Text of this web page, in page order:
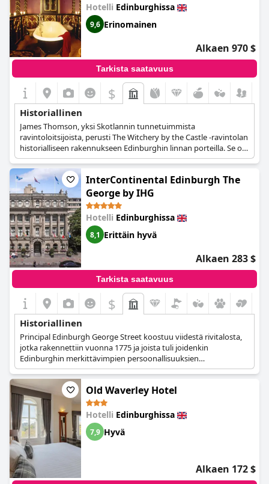
historialliseen taustaan ja tuntevat käsinkosketeltavan
yhteyden sen tarinalliseen menneisyyteen.
Kaiken kaikkiaan
The Scotsman Hotel
kauneuden ja modernin ylellisyyden ruumiillistumana, joka
sijaitsee yhdellä Edinburghin parhaista paikoista. Sen perinnön,
arkkitehtuurin ja mukavuuden yhdistelmä takaa ikimuistoisen ja
kiehtovan oleskelun kaikille, jotka haluavat kokea kaupungin
ytimen.
Hotelli Edinburghissa
9,6 Erinomainen
Alkaen 970 $
Tarkista saatavuus
$
Historiallinen
James Thomson, yksi Skotlannin tunnetuimmista
ravintoloitsijoista, perusti The Witchery by the Castle -ravintolan
historialliseen rakennukseen Edinburghin linnan porteilla. Se on
saanut nimensä sadoista naisista, jotka poltettiin roviolla noitina
Castlehillissä 1500- ja 1600-luvuilla. The Witchery sijaitsee
huomattavassa 1500-luvun rakennuksessa, Boswell's Courtissa,
joka on nimetty entisen asukkaan James Boswellin mukaan. Sen
antiikkiset sviitit sijaitsevat unenomaisessa 1500-luvun
rakennuksessa, ja vieraat joutuvat ylelliseen, goottilaiseen
fantasiaan.
InterContinental Edinburgh The
George by IHG
Hotelli Edinburghissa
8,1 Erittäin hyvä
Alkaen 283 $
Tarkista saatavuus
$
Historiallinen
Principal Edinburgh George Street koostuu viidestä rivitalosta,
jotka rakennettiin vuonna 1775 ja joista tuli joidenkin
Edinburghin merkittävimpien persoonallisuuksien
asuinpaikkoja. Vuodesta 1881 lähtien kaupunkitaloista tehtiin
hotelli, josta omistajan ja tuotemerkin vaihdon jälkeen tuli
ylellinen historiallinen hotelli, joka se on nykyään. Hotellin syvä
historia näkyy kaikkialla rakennuksessa sekä pienissä
yksityiskohdissa, ja samalla se pyrkii sekoittamaan perinteisen
skotlantilaisen kulttuurin ja perinnön nykyaikaisiin
mukavuuksiin ja uusimpiin tiloihin, jotka ovat ansainneet sille
yhden Edinburghin ylellisimmistä hotelleista arvonimen.
Old Waverley Hotel
Hotelli Edinburghissa
7,9 Hyvä
Alkaen 172 $